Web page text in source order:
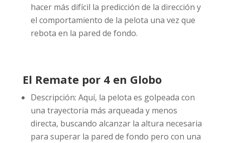
hacer más difícil la predicción de la dirección y
el comportamiento de la pelota una vez que
rebota en la pared de fondo.
El Remate por 4 en Globo
Descripción: Aquí, la pelota es golpeada con
una trayectoria más arqueada y menos
directa, buscando alcanzar la altura necesaria
para superar la pared de fondo pero con una